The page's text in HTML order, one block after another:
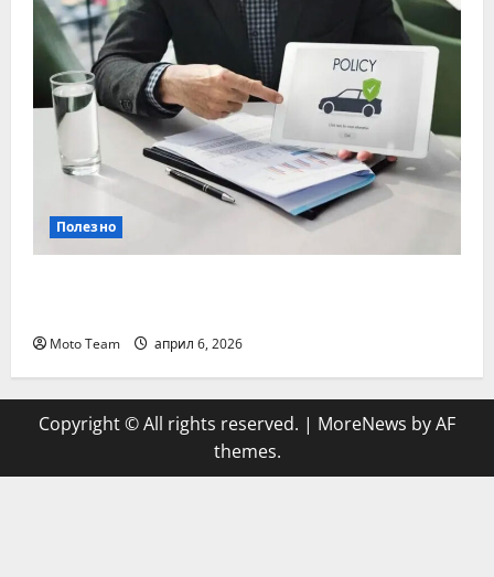
Полезно
Moto Team април 6, 2026
Copyright © All rights reserved. | MoreNews by AF
themes.